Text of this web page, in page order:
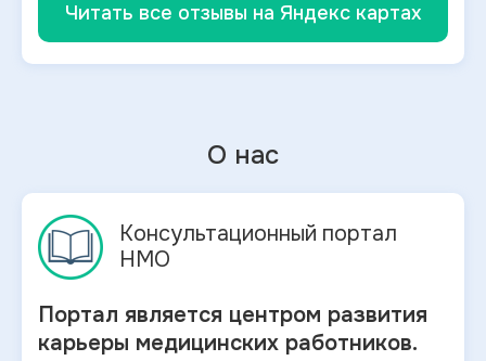
Читать все отзывы на Яндекс картах
О нас
Консультационный портал
НМО
Портал является центром развития
карьеры медицинских работников.